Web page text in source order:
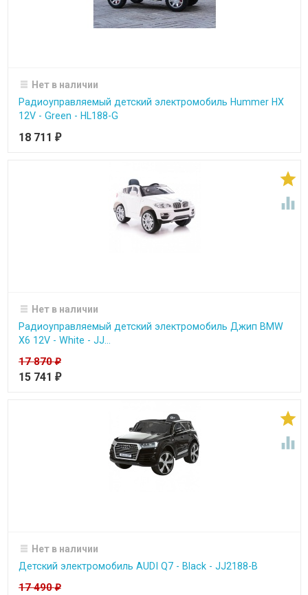
Нет в наличии
Радиоуправляемый детский электромобиль Hummer HX
12V - Green - HL188-G
18 711 ₽


Нет в наличии
Радиоуправляемый детский электромобиль Джип BMW
X6 12V - White - JJ...
17 870₽
15 741 ₽


Нет в наличии
Детский электромобиль AUDI Q7 - Black - JJ2188-B
17 490₽